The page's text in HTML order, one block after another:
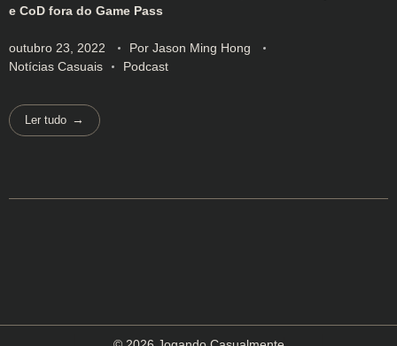
e CoD fora do Game Pass
outubro 23, 2022 Por Jason Ming Hong
Notícias Casuais
Podcast
Ler tudo